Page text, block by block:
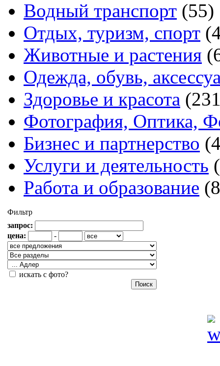
Водный транспорт (55)
Отдых, туризм, спорт
Животные и растения
Одежда, обувь,
Здоровье и красота
Фотография, Оптика,
Бизнес и партнерство
Услуги и деятельность
Работа и образование
Фильтр
запрос:
цена:
-
искать с фото?